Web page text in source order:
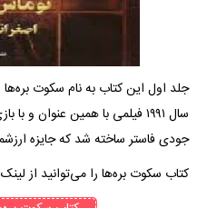
جلد اول این کتاب به نام سکوت
سال ۱۹۹۱ فیلمی با همین عنوان و
جودی فاستر ساخته شد که جایزه
کتاب سکوت ‌بره‌ها را می‌توانید از لینک